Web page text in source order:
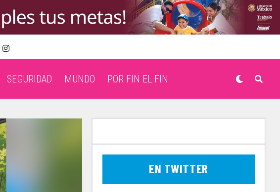
SEGURIDAD MUNDO POR FIN EL FIN
EN TWITTER